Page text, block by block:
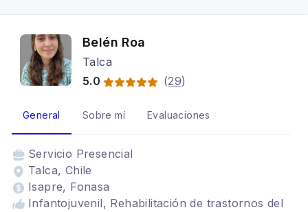
Belén Roa
Talca
5.0
(29)
General Sobre mí Evaluaciones
Servicio Presencial
Talca, Chile
Isapre, Fonasa
Infantojuvenil, Rehabilitación de trastornos del